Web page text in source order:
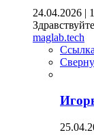
24.04.2026 |
maglab.tech
Ссылка